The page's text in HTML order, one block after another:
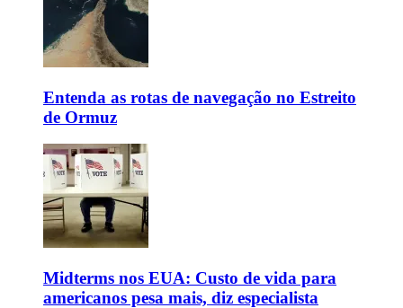
Entenda as rotas de navegação no Estreito
de Ormuz
Midterms nos EUA: Custo de vida para
americanos pesa mais, diz especialista